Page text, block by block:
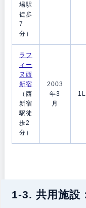
場駅
徒歩
7
分）
ラフ
ィー
ヌ西
新宿
（西
新宿
駅徒
歩2
分）
2003
年3
月
1-3. 共用施設